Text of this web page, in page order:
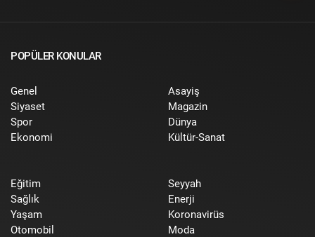
POPÜLER KONULAR
Genel
Siyaset
Spor
Ekonomi
Asayiş
Magazin
Dünya
Kültür-Sanat
Eğitim
Sağlık
Yaşam
Otomobil
Seyyah
Enerji
Koronavirüs
Moda